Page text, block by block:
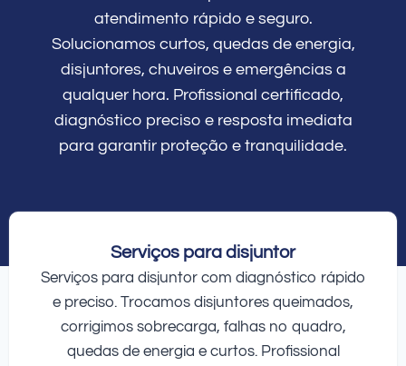
atendimento rápido e seguro.
Solucionamos curtos, quedas de energia,
disjuntores, chuveiros e emergências a
qualquer hora. Profissional certificado,
diagnóstico preciso e resposta imediata
para garantir proteção e tranquilidade.
Serviços para disjuntor
Serviços para disjuntor com diagnóstico rápido
e preciso. Trocamos disjuntores queimados,
corrigimos sobrecarga, falhas no quadro,
quedas de energia e curtos. Profissional